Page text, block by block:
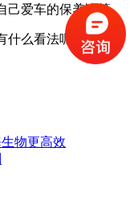
爱车的保养决策。
么看法呢？欢迎在
物更高效